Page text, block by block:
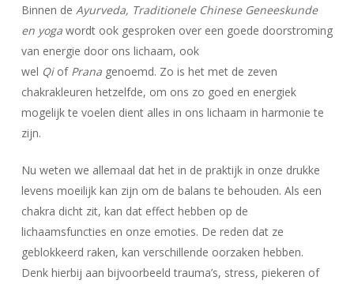
Geen producten in uw winkelwagen.
Binnen de Ayurveda, Traditionele Chinese Geneeskunde
en yogawordt ook gesproken over een goede doorstroming
van energie door ons lichaam, ook
wel Qiof Pranagenoemd. Zo is het met de zeven
chakrakleuren hetzelfde, om ons zo goed en energiek
mogelijk te voelen dient alles in ons lichaam in harmonie te
zijn.
Nu weten we allemaal dat het in de praktijk in onze drukke
levens moeilijk kan zijn om de balans te behouden. Als een
chakra dicht zit, kan dat effect hebben op de
lichaamsfuncties en onze emoties. De reden dat ze
geblokkeerd raken, kan verschillende oorzaken hebben.
Denk hierbij aan bijvoorbeeld trauma’s, stress, piekeren of